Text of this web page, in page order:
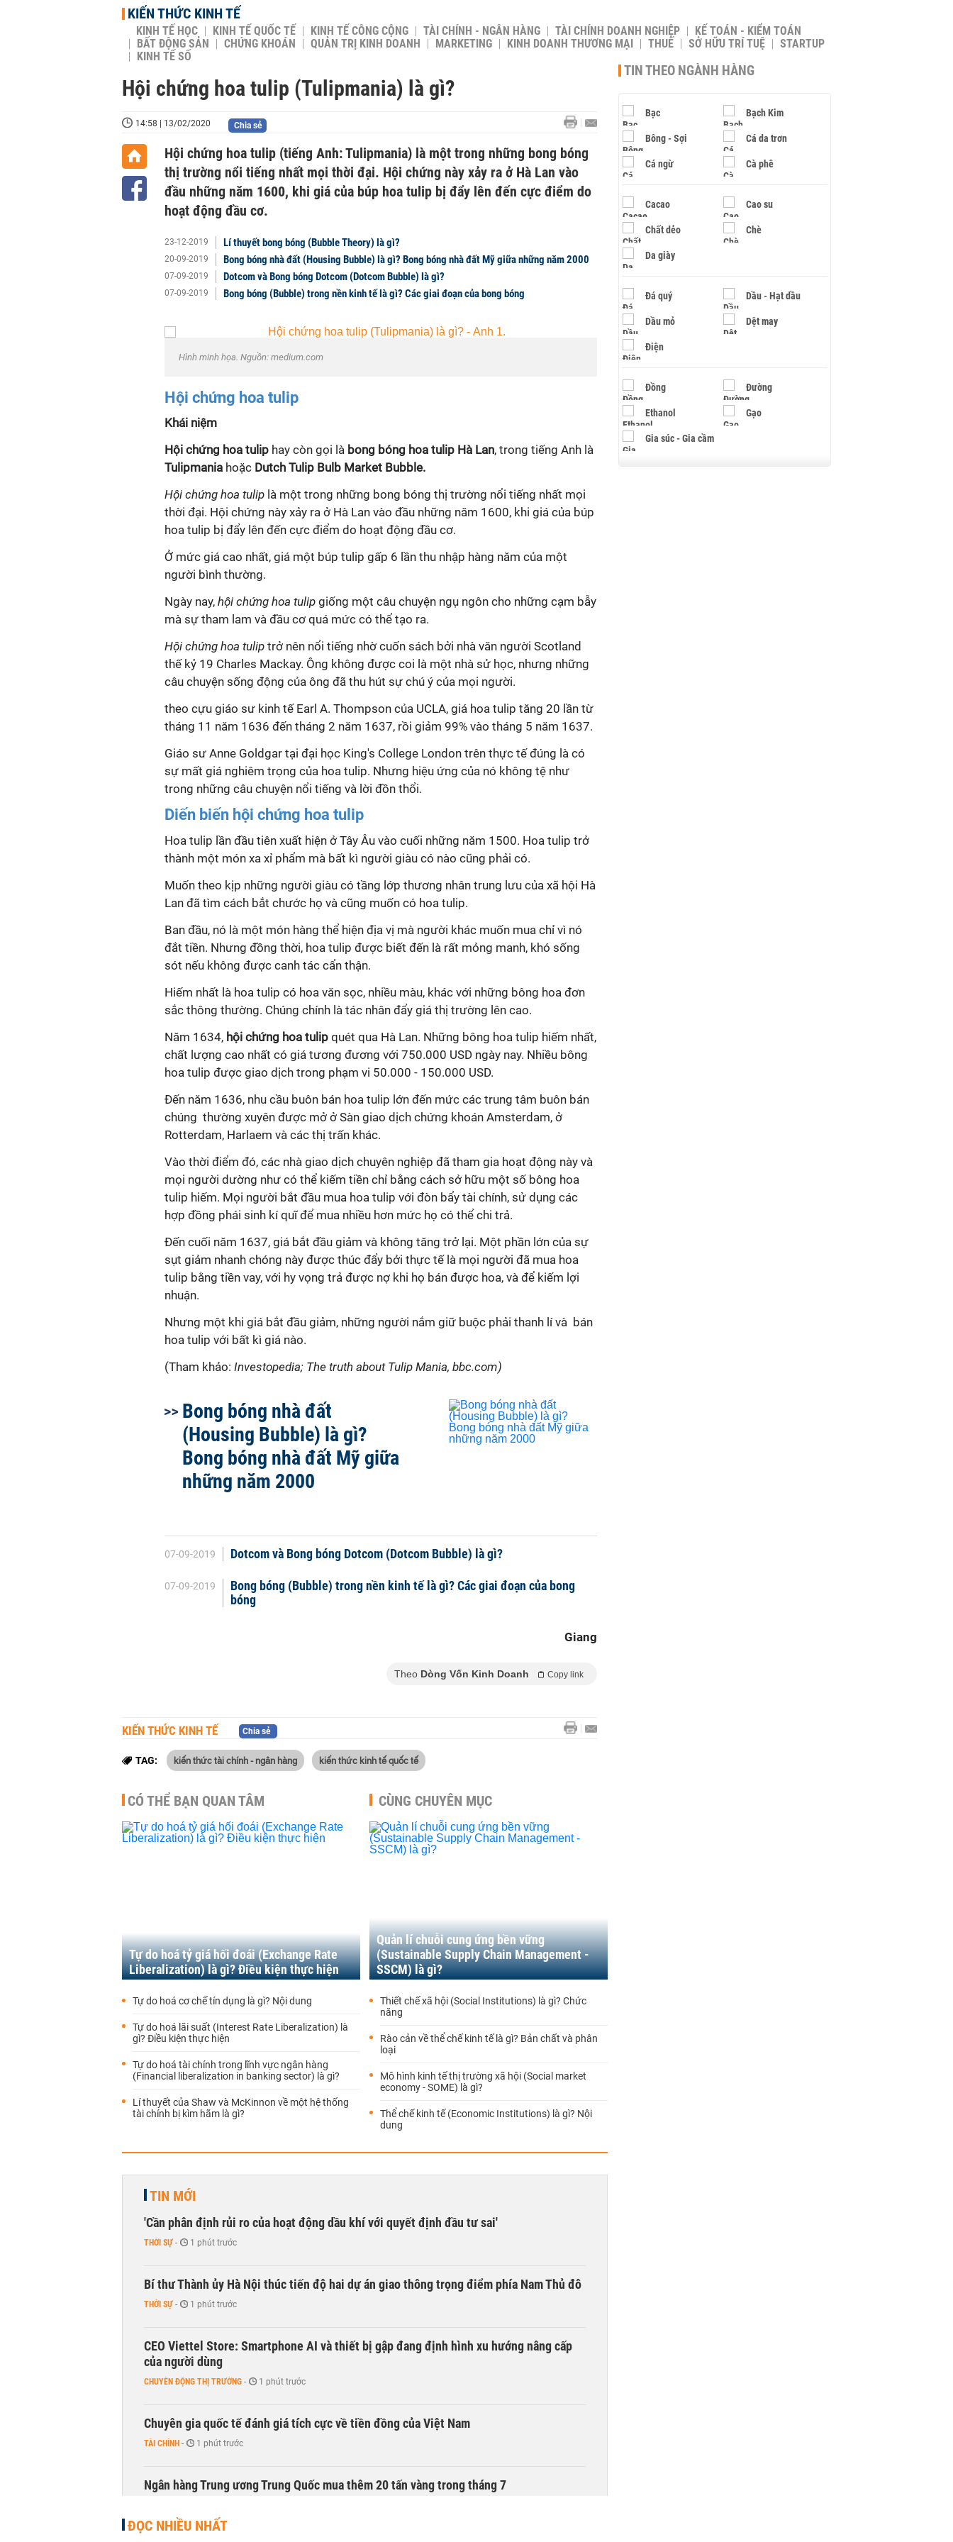
KIẾN THỨC KINH TẾ
KINH TẾ HỌC KINH TẾ QUỐC TẾ KINH TẾ CÔNG CỘNG TÀI CHÍNH - NGÂN HÀNG TÀI CHÍNH DOANH NGHIỆP
KẾ TOÁN - KIỂM TOÁN
BẤT ĐỘNG SẢN
CHỨNG KHOÁN QUẢN TRỊ KINH DOANH MARKETING KINH DOANH THƯƠNG MẠI THUẾ SỞ HỮU TRÍ TUỆ
STARTUP
KINH TẾ SỐ
Hội chứng hoa tulip (Tulipmania) là gì?
14:58 | 13/02/2020 Chia sẻ
Hội chứng hoa tulip (tiếng Anh: Tulipmania) là một trong những bong bóng
thị trường nổi tiếng nhất mọi thời đại. Hội chứng này xảy ra ở Hà Lan vào
đầu những năm 1600, khi giá của búp hoa tulip bị đẩy lên đến cực điểm do
hoạt động đầu cơ.
23-12-2019 Lí thuyết bong bóng (Bubble Theory) là gì?
20-09-2019 Bong bóng nhà đất (Housing Bubble) là gì? Bong bóng nhà đất Mỹ giữa những năm 2000
07-09-2019 Dotcom và Bong bóng Dotcom (Dotcom Bubble) là gì?
07-09-2019 Bong bóng (Bubble) trong nền kinh tế là gì? Các giai đoạn của bong bóng
Hình minh họa. Nguồn: medium.com
Hội chứng hoa tulip
Khái niệm
Hội chứng hoa tulip hay còn gọi là bong bóng hoa tulip Hà Lan, trong tiếng Anh là
Tulipmania hoặc Dutch Tulip Bulb Market Bubble.
Hội chứng hoa tulip là một trong những bong bóng thị trường nổi tiếng nhất mọi
thời đại. Hội chứng này xảy ra ở Hà Lan vào đầu những năm 1600, khi giá của búp
hoa tulip bị đẩy lên đến cực điểm do hoạt động đầu cơ.
Ở mức giá cao nhất, giá một búp tulip gấp 6 lần thu nhập hàng năm của một
người bình thường.
Ngày nay, hội chứng hoa tulip giống một câu chuyện ngụ ngôn cho những cạm bẫy
mà sự tham lam và đầu cơ quá mức có thể tạo ra.
Hội chứng hoa tulip trở nên nổi tiếng nhờ cuốn sách bởi nhà văn người Scotland
thế kỷ 19 Charles Mackay. Ông không được coi là một nhà sử học, nhưng những
câu chuyện sống động của ông đã thu hút sự chú ý của mọi người.
theo cựu giáo sư kinh tế Earl A. Thompson của UCLA, giá hoa tulip tăng 20 lần từ
tháng 11 năm 1636 đến tháng 2 năm 1637, rồi giảm 99% vào tháng 5 năm 1637.
Giáo sư Anne Goldgar tại đại học King's College London trên thực tế đúng là có
sự mất giá nghiêm trọng của hoa tulip. Nhưng hiệu ứng của nó không tệ như
trong những câu chuyện nổi tiếng và lời đồn thổi.
Diến biến hội chứng hoa tulip
Hoa tulip lần đầu tiên xuất hiện ở Tây Âu vào cuối những năm 1500. Hoa tulip trở
thành một món xa xỉ phẩm mà bất kì người giàu có nào cũng phải có.
Muốn theo kịp những người giàu có tầng lớp thương nhân trung lưu của xã hội Hà
Lan đã tìm cách bắt chước họ và cũng muốn có hoa tulip.
Ban đầu, nó là một món hàng thể hiện địa vị mà người khác muốn mua chỉ vì nó
đắt tiền. Nhưng đồng thời, hoa tulip được biết đến là rất mỏng manh, khó sống
sót nếu không được canh tác cẩn thận.
Hiếm nhất là hoa tulip có hoa văn sọc, nhiều màu, khác với những bông hoa đơn
sắc thông thường. Chúng chính là tác nhân đẩy giá thị trường lên cao.
Năm 1634, hội chứng hoa tulip quét qua Hà Lan. Những bông hoa tulip hiếm nhất,
chất lượng cao nhất có giá tương đương với 750.000 USD ngày nay. Nhiều bông
hoa tulip được giao dịch trong phạm vi 50.000 - 150.000 USD.
Đến năm 1636, nhu cầu buôn bán hoa tulip lớn đến mức các trung tâm buôn bán
chúng thường xuyên được mở ở Sàn giao dịch chứng khoán Amsterdam, ở
Rotterdam, Harlaem và các thị trấn khác.
Vào thời điểm đó, các nhà giao dịch chuyên nghiệp đã tham gia hoạt động này và
mọi người dường như có thể kiếm tiền chỉ bằng cách sở hữu một số bông hoa
tulip hiếm. Mọi người bắt đầu mua hoa tulip với đòn bẩy tài chính, sử dụng các
hợp đồng phái sinh kí quĩ để mua nhiều hơn mức họ có thể chi trả.
Đến cuối năm 1637, giá bắt đầu giảm và không tăng trở lại. Một phần lớn của sự
sụt giảm nhanh chóng này được thúc đẩy bởi thực tế là mọi người đã mua hoa
tulip bằng tiền vay, với hy vọng trả được nợ khi họ bán được hoa, và để kiếm lợi
nhuận.
Nhưng một khi giá bắt đầu giảm, những người nắm giữ buộc phải thanh lí và bán
hoa tulip với bất kì giá nào.
(Tham khảo: Investopedia; The truth about Tulip Mania, bbc.com)
Bong bóng nhà đất
(Housing Bubble) là gì?
Bong bóng nhà đất Mỹ giữa
những năm 2000
07-09-2019 Dotcom và Bong bóng Dotcom (Dotcom Bubble) là gì?
07-09-2019
Bong bóng (Bubble) trong nền kinh tế là gì? Các giai đoạn của bong
bóng
Giang
Theo Dòng Vốn Kinh Doanh Copy link
KIẾN THỨC KINH TẾ Chia sẻ
TAG: kiến thức tài chính - ngân hàng kiến thức kinh tế quốc tế
CÓ THỂ BẠN QUAN TÂM
Tự do hoá tỷ giá hối đoái (Exchange Rate
Liberalization) là gì? Điều kiện thực hiện
Tự do hoá cơ chế tín dụng là gì? Nội dung
Tự do hoá lãi suất (Interest Rate Liberalization) là
gì? Điều kiện thực hiện
Tự do hoá tài chính trong lĩnh vực ngân hàng
(Financial liberalization in banking sector) là gì?
Lí thuyết của Shaw và McKinnon về một hệ thống
tài chính bị kìm hãm là gì?
CÙNG CHUYÊN MỤC
Quản lí chuỗi cung ứng bền vững
(Sustainable Supply Chain Management -
SSCM) là gì?
Thiết chế xã hội (Social Institutions) là gì? Chức
năng
Rào cản về thể chế kinh tế là gì? Bản chất và phân
loại
Mô hình kinh tế thị trường xã hội (Social market
economy - SOME) là gì?
Thể chế kinh tế (Economic Institutions) là gì? Nội
dung
TIN MỚI
'Cần phân định rủi ro của hoạt động dầu khí với quyết định đầu tư sai'
THỜI SỰ - 1 phút trước
Bí thư Thành ủy Hà Nội thúc tiến độ hai dự án giao thông trọng điểm phía Nam Thủ đô
THỜI SỰ - 1 phút trước
CEO Viettel Store: Smartphone AI và thiết bị gập đang định hình xu hướng nâng cấp
của người dùng
CHUYỂN ĐỘNG THỊ TRƯỜNG - 1 phút trước
Chuyên gia quốc tế đánh giá tích cực về tiền đồng của Việt Nam
TÀI CHÍNH - 1 phút trước
Ngân hàng Trung ương Trung Quốc mua thêm 20 tấn vàng trong tháng 7
ĐỌC NHIỀU NHẤT
TIN THEO NGÀNH HÀNG
Bạc Bạch Kim
Bông - Sợi Cá da trơn
Cá ngừ Cà phê
Cacao Cao su
Chất dẻo Chè
Da giày
Đá quý Dầu - Hạt dầu
Dầu mỏ Dệt may
Điện
Đồng Đường
Ethanol Gạo
Gia súc - Gia cầm